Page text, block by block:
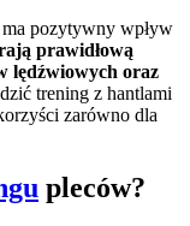
pozytywny wpływ
prawidłową
lędźwiowych oraz
trening z hantlami
zarówno dla
pleców?